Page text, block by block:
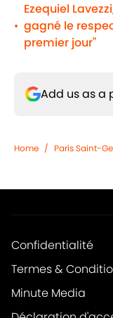
•
Ezequiel
gagné le
premier jour"
Add us as a
Home / Paris Saint-
Confidentialité
Termes &
Minute Media